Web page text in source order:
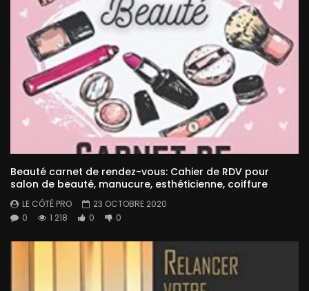
Beauté carnet de rendez-vous: Cahier de RDV pour
salon de beauté, manucure, esthéticienne, coiffure
LE CÔTÉ PRO
23 OCTOBRE 2020
0
1 218 0 0